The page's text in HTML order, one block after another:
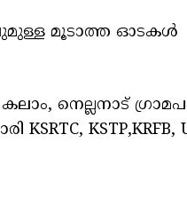
മൂടാത്ത ഓടകൾ
നെല്ലനാട്
KSTP,KRFB,